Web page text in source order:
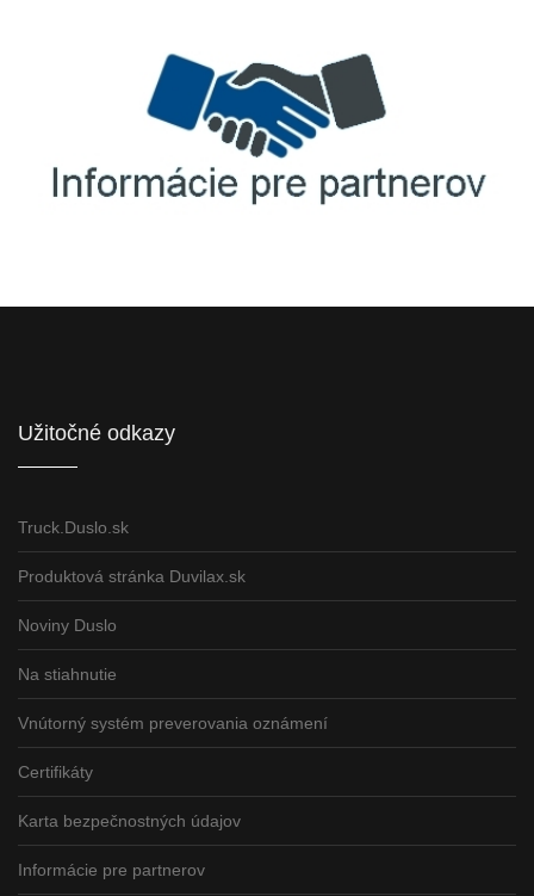
Užitočné odkazy
Truck.Duslo.sk
Produktová stránka Duvilax.sk
Noviny Duslo
Na stiahnutie
Vnútorný systém preverovania oznámení
Certifikáty
Karta bezpečnostných údajov
Informácie pre partnerov